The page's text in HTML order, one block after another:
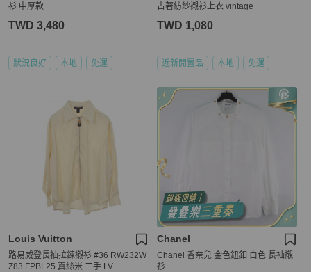
衫 中厚款
TWD 3,480
狀況良好 本地 免運
古著紡紗襯衫上衣 vintage
TWD 1,080
近新閒置品 本地 免運
Louis Vuitton
路易威登長袖拉鍊襯衫 #36 RW232W
Z83 FPBL25 真絲米 二手 LV
Chanel
Chanel 香奈兒 金色鈕釦 白色 長袖襯
衫